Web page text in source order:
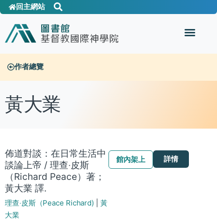
回主網站
作者總覽
黃大業
佈道對談：在日常生活中
談論上帝 / 理查‧皮斯
（Richard Peace）著；
黃大業 譯.
理查‧皮斯（Peace Richard)
黃
大業
館內架上 詳情